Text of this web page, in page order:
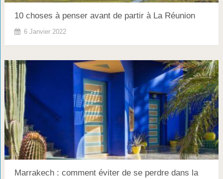
10 choses à penser avant de partir à La Réunion
6 Janvier 2022
Marrakech : comment éviter de se perdre dans la